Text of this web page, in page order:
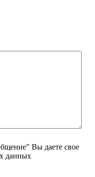
Вы даете свое
данных